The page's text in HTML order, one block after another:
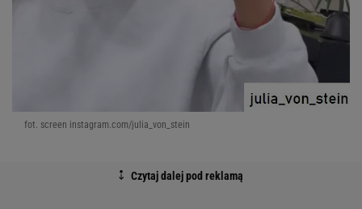
fot. screen instagram.com/julia_von_stein